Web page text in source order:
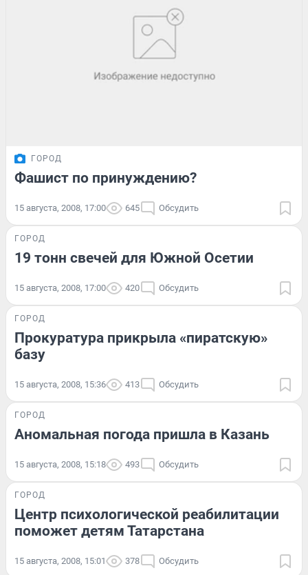
ГОРОД
Фашист по принуждению?
15 августа, 2008, 17:00 645 Обсудить
ГОРОД
19 тонн свечей для Южной Осетии
15 августа, 2008, 17:00 420 Обсудить
ГОРОД
Прокуратура прикрыла «пиратскую»
базу
15 августа, 2008, 15:36 413 Обсудить
ГОРОД
Аномальная погода пришла в Казань
15 августа, 2008, 15:18 493 Обсудить
ГОРОД
Центр психологической реабилитации
поможет детям Татарстана
15 августа, 2008, 15:01 378 Обсудить